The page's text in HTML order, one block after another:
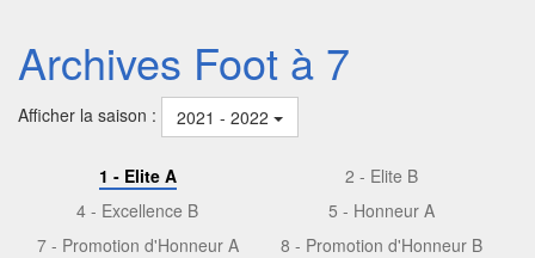
Archives Foot à 7
Afficher la saison : 2021 - 2022
1 - Elite A
2 - Elite B
4 - Excellence B
5 - Honneur A
7 - Promotion d'Honneur A
8 - Promotion d'Honneur B